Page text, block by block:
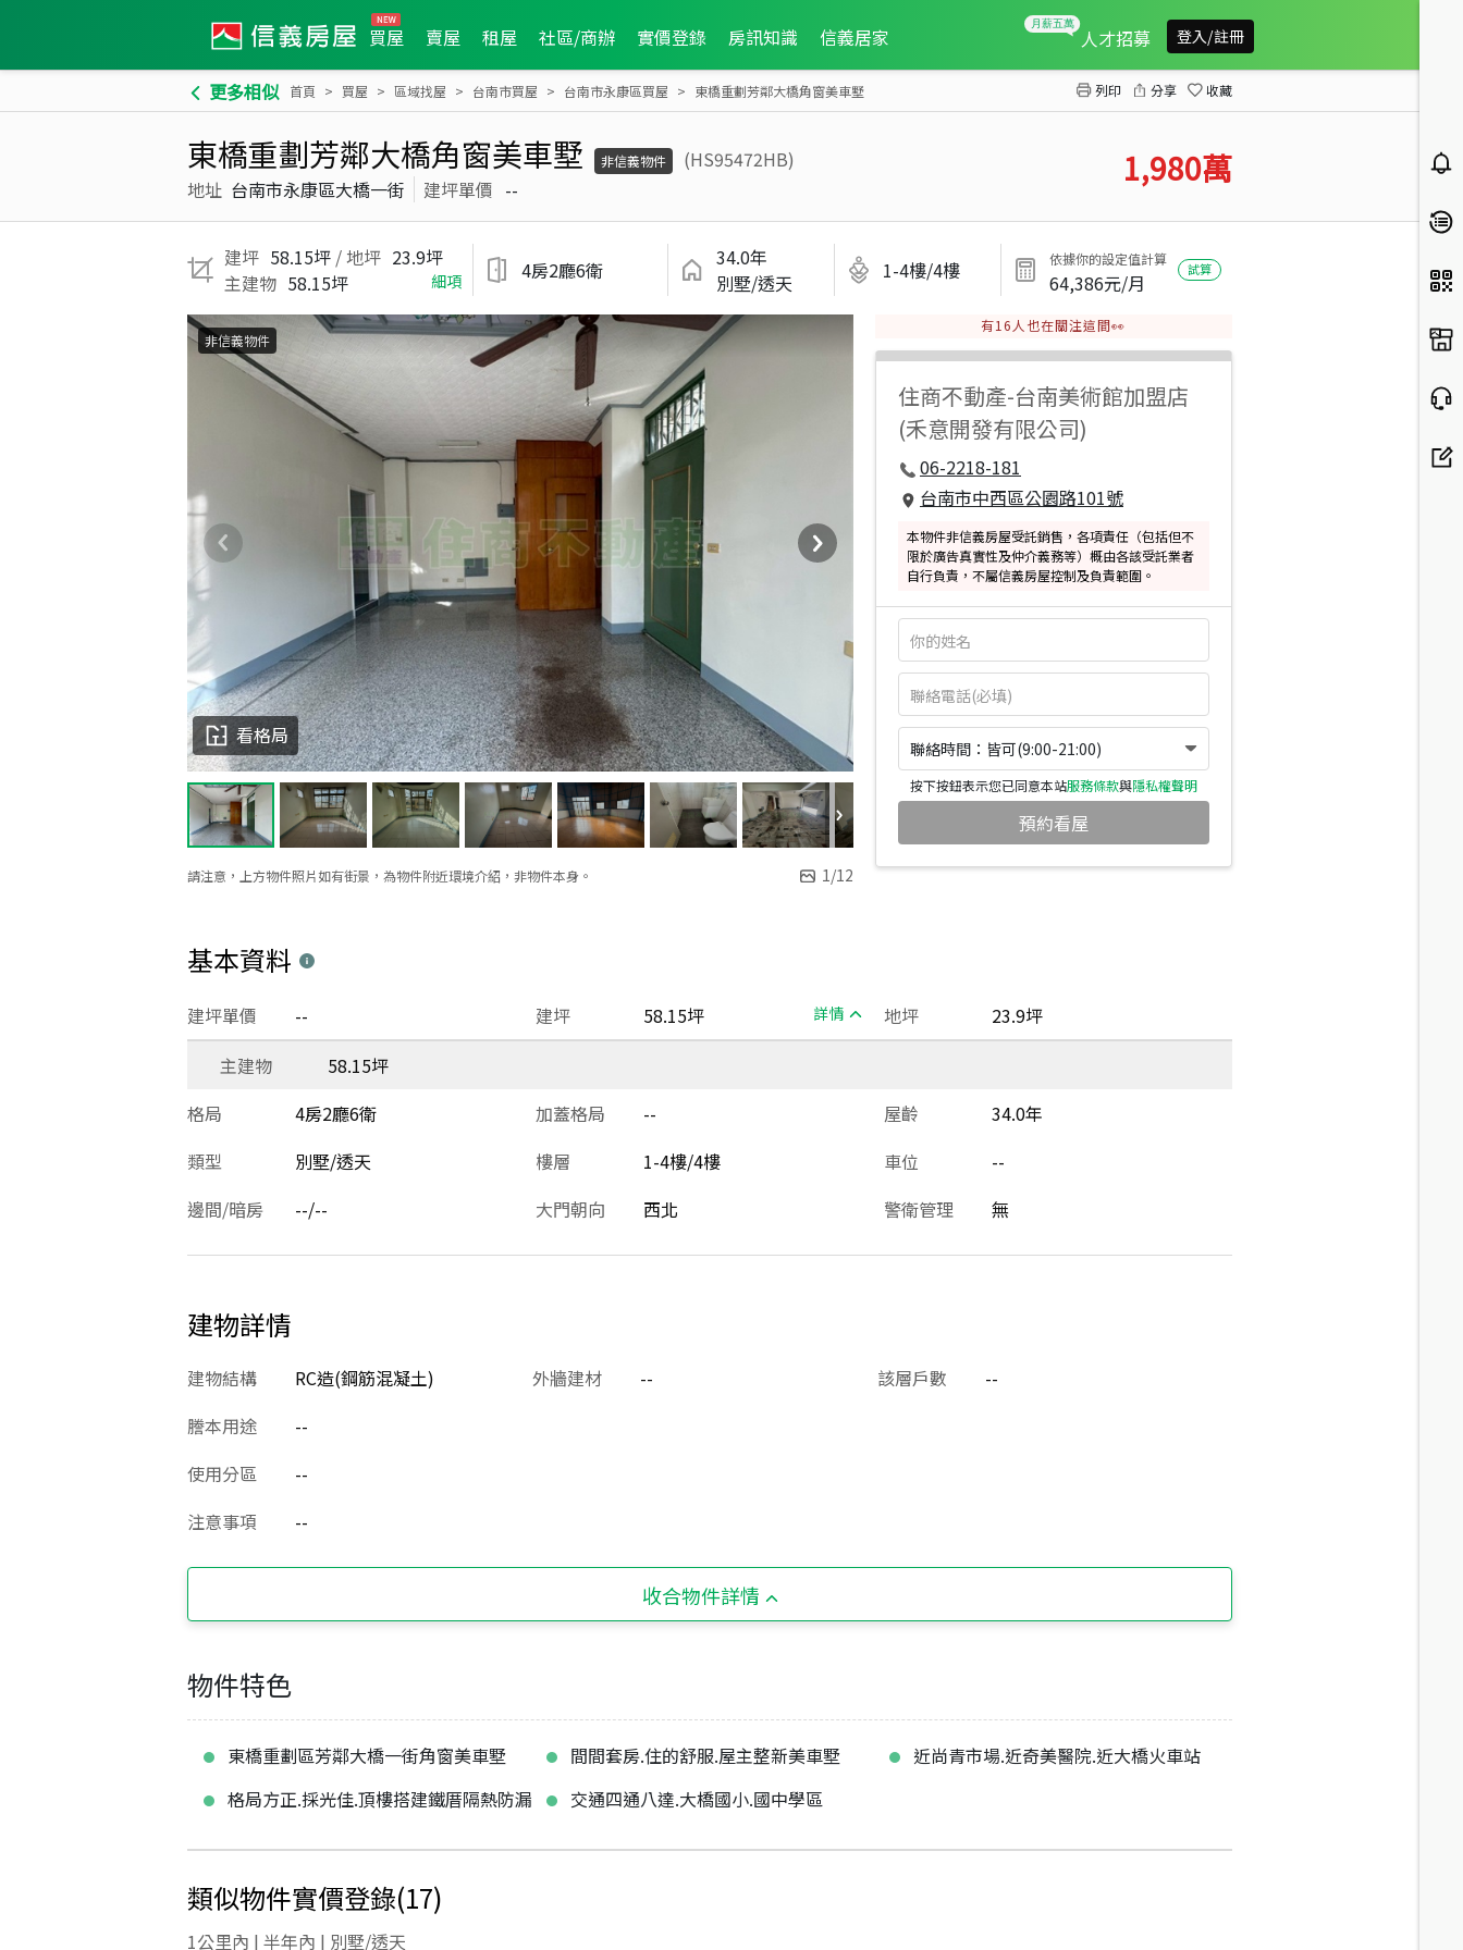
買屋 賣屋 租屋 社區/商辦 實價登錄 房訊知識 信義居家 人才招募 登入/註冊
更多相似 首頁 買屋 區域找屋 台南市買屋 台南市永康區買屋 東橋重劃芳鄰大橋角窗美車墅 列印 分享 收藏
東橋重劃芳鄰大橋角窗美車墅 非信義物件
(HS95472HB)
地址 台南市永康區大橋一街 建坪單價 -- 1,980萬
建坪 58.15坪 / 地坪 23.9坪
主建物 58.15坪 細項 4房2廳6衛
34.0年
別墅/透天
1-4樓/4樓 依據你的設定值計算
64,386元/月
試算
請注意，上方物件照片如有街景，為物件附近環境介紹，非物件本身。 1/12
看格局
非信義物件
有16 人也在關注這間👀
住商不動產-台南美術館加盟店
(禾意開發有限公司)
06-2218-181
台南市中西區公園路101號
本物件非信義房屋受託銷售，各項責任（包括但不
限於廣告真實性及仲介義務等）概由各該受託業者
自行負責，不屬信義房屋控制及負責範圍。
聯絡時間：皆可(9:00-21:00)
按下按鈕表示您已同意本站服務條款與隱私權聲明
預約看屋
基本資料
建坪 58.15坪 詳情
建坪單價 -- 地坪
23.9坪
主建物
58.15坪
格局
4房2廳6衛 加蓋格局 -- 屋齡
34.0年
類型
別墅/透天 樓層 1-4樓/4樓 車位
--
邊間/暗房
--/-- 大門朝向 西北 警衛管理 無
建物詳情
建物結構 RC造(鋼筋混凝土) 外牆建材 -- 該層戶數
--
謄本用途
--
使用分區
--
注意事項
--
收合物件詳情
物件特色
東橋重劃區芳鄰大橋一街角窗美車墅 間間套房.住的舒服.屋主整新美車墅
近尚青市場.近奇美醫院.近大橋火車站
格局方正.採光佳.頂樓搭建鐵厝隔熱防漏
交通四通八達.大橋國小.國中學區
類似物件實價登錄(17)
1公里內 | 半年內 | 別墅/透天